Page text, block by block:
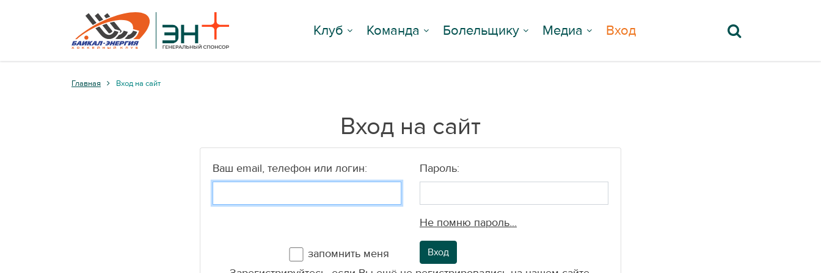
Клуб Команда Болельщику Медиа Вход
Главная Вход на сайт
Вход на сайт
Ваш email, телефон или логин: Пароль:
Не помню пароль...
запомнить меня Вход